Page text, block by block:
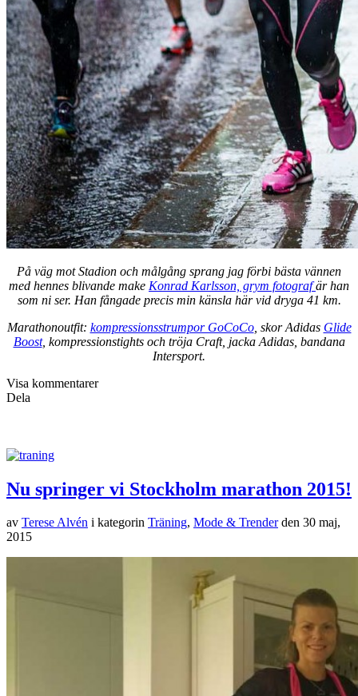
På väg mot Stadion och målgång sprang jag förbi bästa vännen
med hennes blivande make Konrad Karlsson, grym fotografär han
som ni ser. Han fångade precis min känsla här vid dryga 41 km.
Marathonoutfit: kompressionsstrumpor GoCoCo, skor Adidas Glide
Boost, kompressionstights och tröja Craft, jacka Adidas, bandana
Intersport.
Visa kommentarer
Dela
Nu springer vi Stockholm marathon 2015!
av Terese Alvén i kategorin Träning, Mode & Trenderden 30 maj,
2015